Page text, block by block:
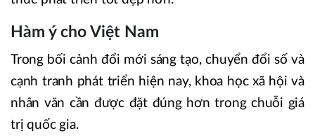
Hàm ý cho Việt Nam
Trong bối cảnh đổi mới sáng tạo, chuyển đổi số và
cạnh tranh phát triển hiện nay, khoa học xã hội và
nhân văn cần được đặt đúng hơn trong chuỗi giá
trị quốc gia.